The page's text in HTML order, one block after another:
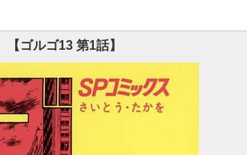
【ゴルゴ13 第1話】